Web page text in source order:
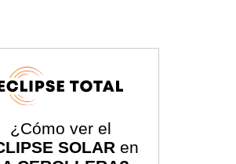
¿Cómo ver el
SOLAR en